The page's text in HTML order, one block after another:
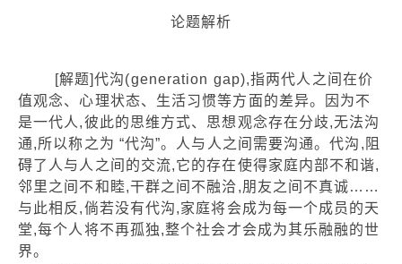
论题解析
[解题]代沟(generation gap),指两代人之间在价
值观念、心理状态、生活习惯等方面的差异。因为不
是一代人,彼此的思维方式、思想观念存在分歧,无法沟
通,所以称之为 “代沟”。人与人之间需要沟通。代沟,阻
碍了人与人之间的交流,它的存在使得家庭内部不和谐,
邻里之间不和睦,干群之间不融洽,朋友之间不真诚……
与此相反,倘若没有代沟,家庭将会成为每一个成员的天
堂,每个人将不再孤独,整个社会才会成为其乐融融的世
界。